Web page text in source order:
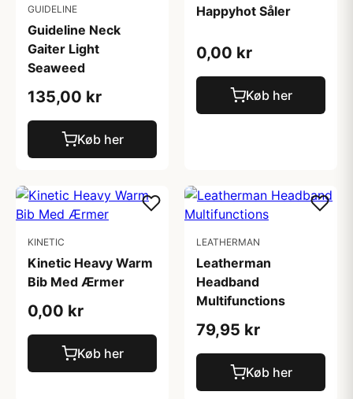
GUIDELINE
Guideline Neck
Gaiter Light
Seaweed
135,00 kr
Køb her
Happyhot Såler
0,00 kr
Køb her
KINETIC
Kinetic Heavy Warm
Bib Med Ærmer
0,00 kr
Køb her
LEATHERMAN
Leatherman
Headband
Multifunctions
79,95 kr
Køb her